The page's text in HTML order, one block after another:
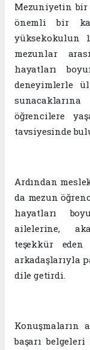
Mezuniyetin bir
önemli bir
yüksekokulun
mezunlar
hayatları
deneyimlerle
öğrencilere
tavsiyesinde
Ardından
da mezun
hayatları
ailelerine,
teşekkür
arkadaşlarıyla
dile getirdi.
Konuşmaların
başarı